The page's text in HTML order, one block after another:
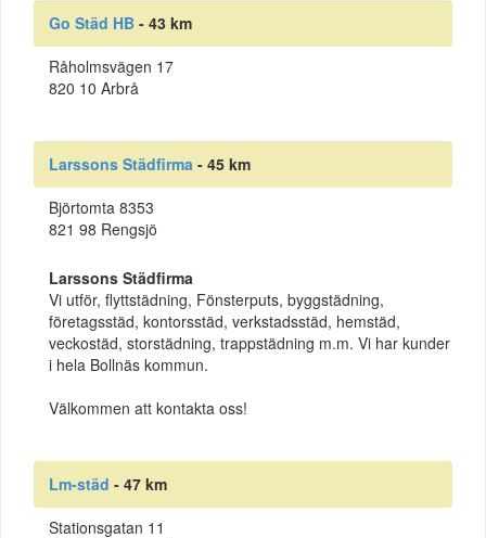
Go Städ HB - 43 km
Råholmsvägen 17
820 10 Arbrå
Larssons Städfirma - 45 km
Björtomta 8353
821 98 Rengsjö
Larssons Städfirma
Vi utför, flyttstädning, Fönsterputs, byggstädning,
företagsstäd, kontorsstäd, verkstadsstäd, hemstäd,
veckostäd, storstädning, trappstädning m.m. Vi har kunder
i hela Bollnäs kommun.
Välkommen att kontakta oss!
Lm-städ - 47 km
Stationsgatan 11